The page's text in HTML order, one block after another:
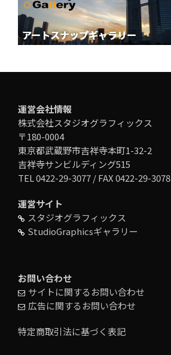
運営会社情報
株式会社スタジオグラフィックス
〒180-0004
東京都武蔵野市吉祥寺本町1-32-2
吉祥寺サンビルディング515
TEL 0422-29-3077 / FAX 0422-29-3078
運営サイト
スタジオグラフィックス
StudioGraphicsギャラリー
お問い合わせ
サイトに関するお問い合わせ
広告に関するお問い合わせ
特定商取引法に基づく表記